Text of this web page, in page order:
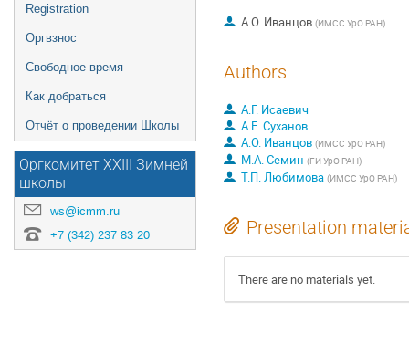
Registration
Оргвзнос
Свободное время
Как добраться
Отчёт о проведении Школы
Оргкомитет XXIII Зимней
школы
ws@icmm.ru
+7 (342) 237 83 20
А.О. Иванцов (ИМСС УрО РАН)
Authors
А.Г. Исаевич
А.Е. Суханов
А.О. Иванцов (ИМСС УрО РАН)
М.А. Семин (ГИ УрО РАН)
Т.П. Любимова (ИМСС УрО РАН)
Presentation
There are no materials yet.